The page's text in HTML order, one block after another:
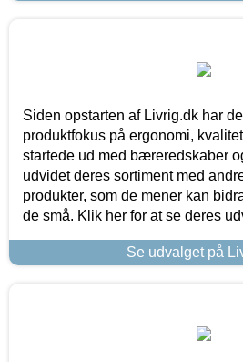
Siden opstarten af Livrig.dk har
produktfokus på ergonomi,
startede ud med bæreredskaber
udvidet deres sortiment med
produkter, som de mener kan
de små. Klik her for at se deres
Se udvalget på